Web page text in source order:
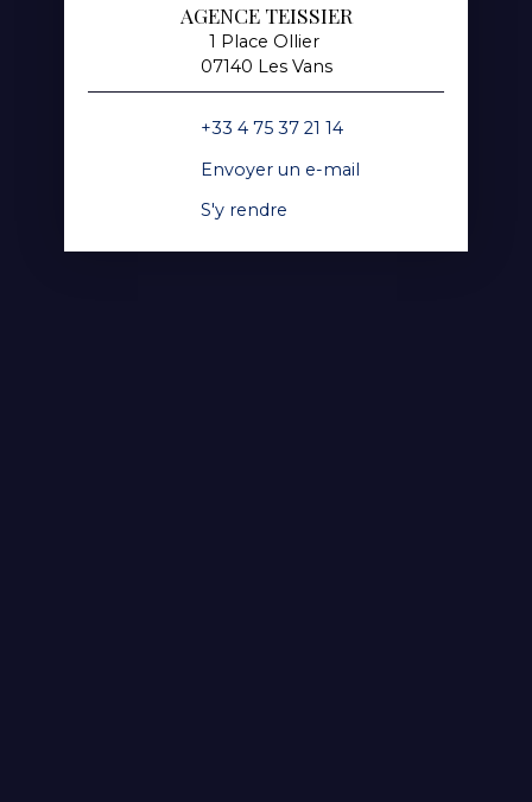
AGENCE TEISSIER
1 Place Ollier
07140 Les Vans
+33 4 75 37 21 14
Envoyer un e-mail
S'y rendre